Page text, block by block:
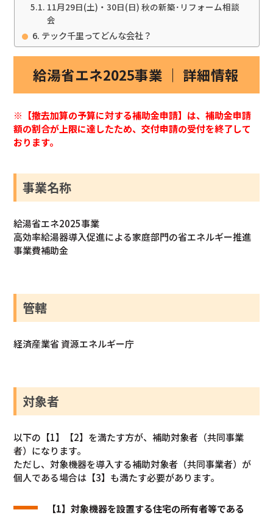
11月29日(土)・30日(日) 秋の新築･リフォーム相談
会
テック千里ってどんな会社？
給湯省エネ2025事業 ｜ 詳細情報
※【撤去加算の予算に対する補助金申請】は、補助金申請
額の割合が上限に達したため、交付申請の受付を終了して
おります。
事業名称
給湯省エネ2025事業
⾼効率給湯器導⼊促進による家庭部⾨の省エネルギー推進
事業費補助⾦
管轄
経済産業省 資源エネルギー庁
対象者
以下の【1】【2】を満たす方が、補助対象者（共同事業
者）になります。
ただし、対象機器を導入する補助対象者（共同事業者）が
個人である場合は【3】も満たす必要があります。
【1】対象機器を設置する住宅の所有者等である